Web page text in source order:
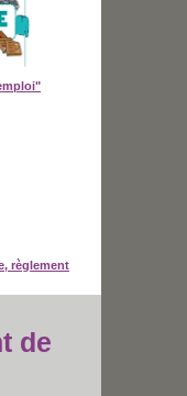
règlement
de